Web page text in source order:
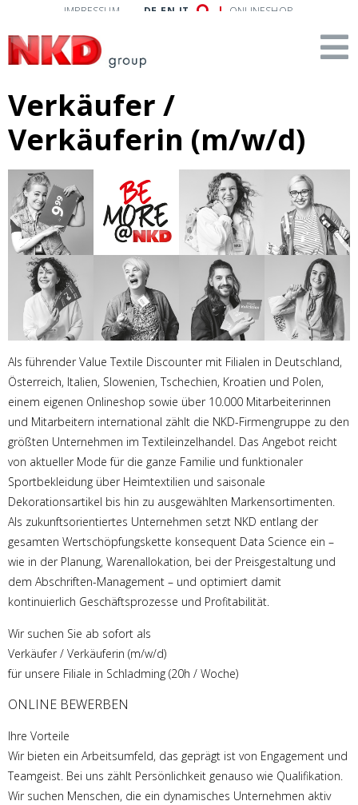
IMPRESSUM DE EN IT ONLINESHOP
Verkäufer /
Verkäuferin (m/w/d)
Als führender Value Textile Discounter mit Filialen in Deutschland,
Österreich, Italien, Slowenien, Tschechien, Kroatien und Polen,
einem eigenen Onlineshop sowie über 10.000 Mitarbeiterinnen
und Mitarbeitern international zählt die NKD-Firmengruppe zu den
größten Unternehmen im Textileinzelhandel. Das Angebot reicht
von aktueller Mode für die ganze Familie und funktionaler
Sportbekleidung über Heimtextilien und saisonale
Dekorationsartikel bis hin zu ausgewählten Markensortimenten.
Als zukunftsorientiertes Unternehmen setzt NKD entlang der
gesamten Wertschöpfungskette konsequent Data Science ein –
wie in der Planung, Warenallokation, bei der Preisgestaltung und
dem Abschriften-Management – und optimiert damit
kontinuierlich Geschäftsprozesse und Profitabilität.
Wir suchen Sie ab sofort als
Verkäufer / Verkäuferin (m/w/d)
für unsere Filiale in Schladming (20h / Woche)
ONLINE BEWERBEN
Ihre Vorteile
Wir bieten ein Arbeitsumfeld, das geprägt ist von Engagement und
Teamgeist. Bei uns zählt Persönlichkeit genauso wie Qualifikation.
Wir suchen Menschen, die ein dynamisches Unternehmen aktiv